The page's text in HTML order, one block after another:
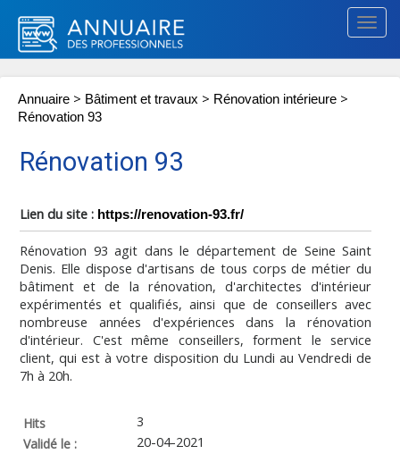
Annuaire > Bâtiment et travaux > Rénovation intérieure >
Rénovation 93
Rénovation 93
Lien du site : https://renovation-93.fr/
Rénovation 93 agit dans le département de Seine Saint
Denis. Elle dispose d'artisans de tous corps de métier du
bâtiment et de la rénovation, d'architectes d'intérieur
expérimentés et qualifiés, ainsi que de conseillers avec
nombreuse années d'expériences dans la rénovation
d'intérieur. C'est même conseillers, forment le service
client, qui est à votre disposition du Lundi au Vendredi de
7h à 20h.
Hits
3
Validé le :
20-04-2021